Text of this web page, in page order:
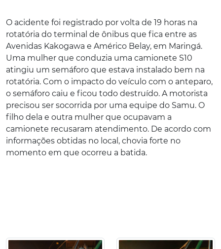
O acidente foi registrado por volta de 19 horas na
rotatória do terminal de ônibus que fica entre as
Avenidas Kakogawa e Américo Belay, em Maringá.
Uma mulher que conduzia uma camionete S10
atingiu um semáforo que estava instalado bem na
rotatória. Com o impacto do veículo com o anteparo,
o semáforo caiu e ficou todo destruído. A motorista
precisou ser socorrida por uma equipe do Samu. O
filho dela e outra mulher que ocupavam a
camionete recusaram atendimento. De acordo com
informações obtidas no local, chovia forte no
momento em que ocorreu a batida.